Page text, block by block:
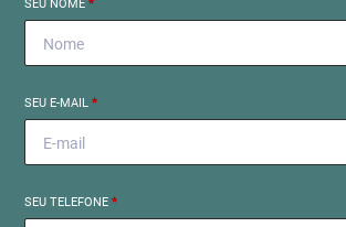
SEU NOME*
SEU E-MAIL*
SEU TELEFONE*